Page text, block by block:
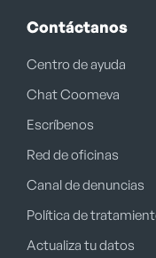
Contáctanos
Centro de ayuda
Chat Coomeva
Escríbenos
Red de oficinas
Canal de denuncias
Política de
Actualiza tu datos